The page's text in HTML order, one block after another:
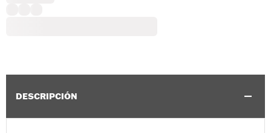
DESCRIPCIÓN